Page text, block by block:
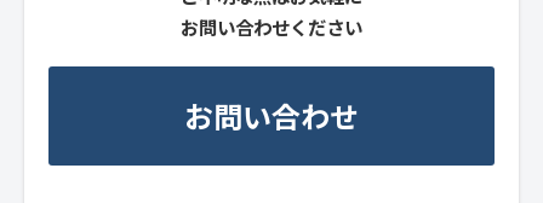
お問い合わせください
お問い合わせ